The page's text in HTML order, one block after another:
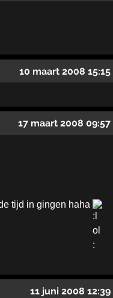
10 maart 2008 15:15
17 maart 2008 09:57
tijd in gingen haha
11 juni 2008 12:39